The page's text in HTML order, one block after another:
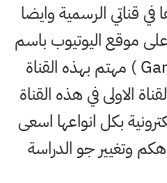
قناتي الرسمية وايضا
موقع اليوتيوب باسم
( احمد مهدي Gaming ) مهتم بهذه القناة
الاولى في هذه القناة
بكل انواعها اسعى
وتغيير جو الدراسة